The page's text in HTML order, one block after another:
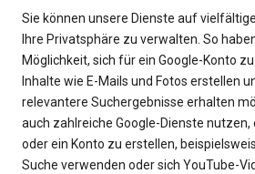
Sie können unsere Dienste auf
Ihre Privatsphäre zu verwalten. So
Möglichkeit, sich für ein Google-Konto
Inhalte wie E-Mails und Fotos erstellen
relevantere Suchergebnisse erhalten
auch zahlreiche Google-Dienste
oder ein Konto zu erstellen,
Suche verwenden oder sich YouTube-